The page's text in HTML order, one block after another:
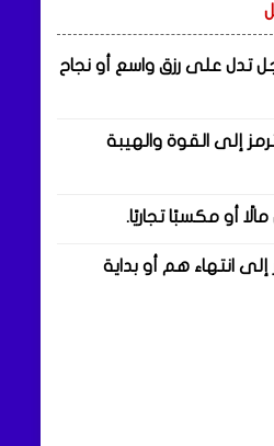
تدل على رزق واسع أو نجاح
إلى القوة والهيبة
أو مكسبًا تجاريًا.
انتهاء هم أو بداية